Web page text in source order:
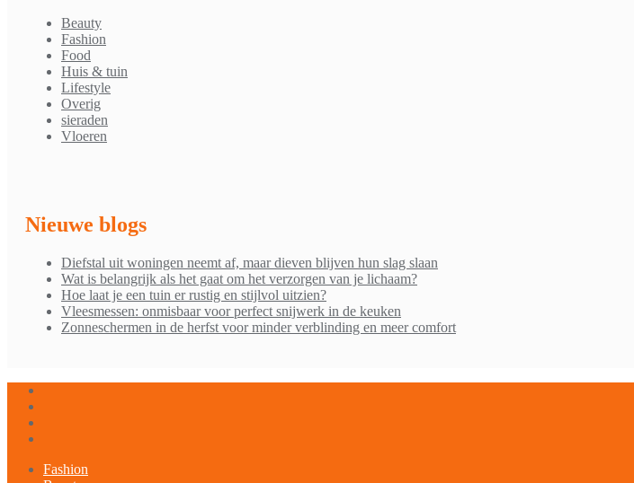
Beauty
Fashion
Food
Huis & tuin
Lifestyle
Overig
sieraden
Vloeren
Nieuwe blogs
Diefstal uit woningen neemt af, maar dieven blijven hun slag slaan
Wat is belangrijk als het gaat om het verzorgen van je lichaam?
Hoe laat je een tuin er rustig en stijlvol uitzien?
Vleesmessen: onmisbaar voor perfect snijwerk in de keuken
Zonneschermen in de herfst voor minder verblinding en meer comfort
Fashion